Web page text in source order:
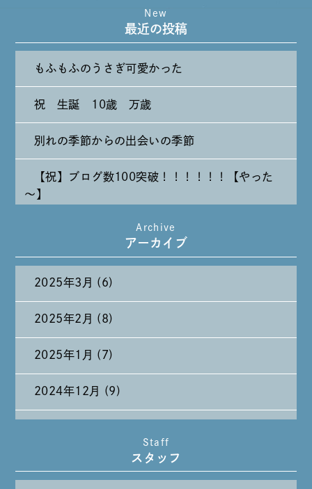
New
最近の投稿
もふもふのうさぎ可愛かった
祝 生誕 10歳 万歳
別れの季節からの出会いの季節
【祝】ブログ数100突破！！！！！！【やった
～】
たまには純喫茶なんて～～～
Archive
アーカイブ
2025年3月 (6)
2025年2月 (8)
2025年1月 (7)
2024年12月 (9)
Staff
スタッフ